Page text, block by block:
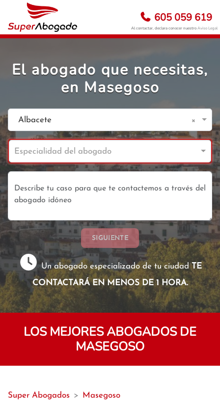
605 059 619
Al contactar, declara conocer nuestroAviso Legal
El abogado que necesitas,
en Masegoso
Albacete ×
Especialidad del abogado
SIGUIENTE
Un abogado especializado de tu ciudadTE
CONTACTARÁ EN MENOS DE 1 HORA.
LOS MEJORES ABOGADOS DE
MASEGOSO
Super Abogados > Masegoso